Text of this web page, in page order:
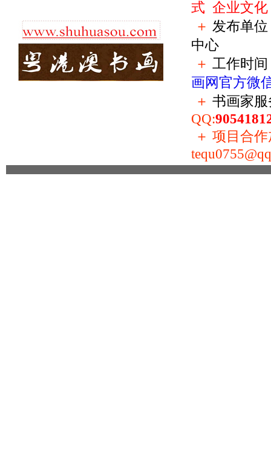
式 企业文化
＋ 发布单
中心
＋ 工作时
画网官方微
＋ 书画家
QQ:
＋ 项目合作